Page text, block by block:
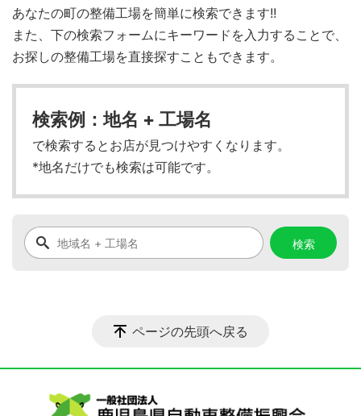
あなたの町の整備工場を簡単に検索できます!!
また、下の検索フォームにキーワードを入力することで、
お探しの整備工場を直接探すこともできます。
検索例：地名 + 工場名
で検索するとお店が見つけやすくなります。
*地名だけでも検索は可能です。
ページの先頭へ戻る